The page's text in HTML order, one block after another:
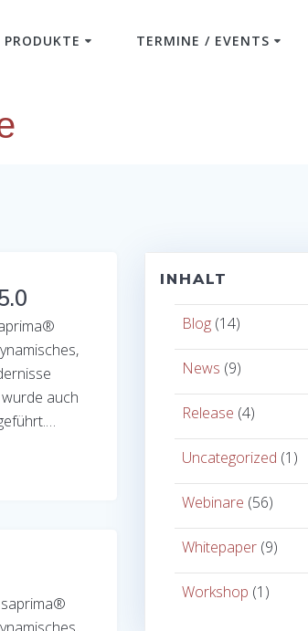
PRODUKTE TERMINE / EVENTS
auch
saprima®
INHALT
Blog (14)
News (9)
Release (4)
Uncategorized (1)
Webinare (56)
Whitepaper (9)
Workshop (1)